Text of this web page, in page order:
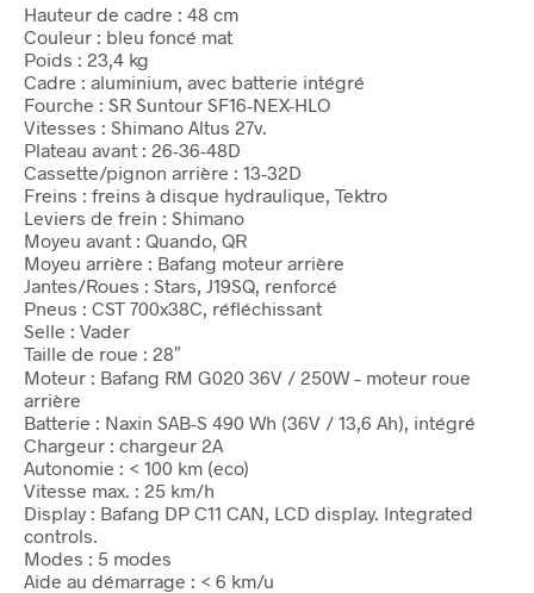
Hauteur de cadre : 48 cm
Couleur : bleu foncé mat
Poids : 23,4 kg
Cadre : aluminium, avec batterie intégré
Fourche : SR Suntour SF16-NEX-HLO
Vitesses : Shimano Altus 27v.
Plateau avant : 26-36-48D
Cassette/pignon arrière : 13-32D
Freins : freins à disque hydraulique, Tektro
Leviers de frein : Shimano
Moyeu avant : Quando, QR
Moyeu arrière : Bafang moteur arrière
Jantes/Roues : Stars, J19SQ, renforcé
Pneus : CST 700x38C, réfléchissant
Selle : Vader
Taille de roue : 28″
Moteur : Bafang RM G020 36V / 250W – moteur roue
arrière
Batterie : Naxin SAB-S 490 Wh (36V / 13,6 Ah), intégré
Chargeur : chargeur 2A
Autonomie : < 100 km (eco)
Vitesse max. : 25 km/h
Display : Bafang DP C11 CAN, LCD display. Integrated
controls.
Modes : 5 modes
Aide au démarrage : < 6 km/u